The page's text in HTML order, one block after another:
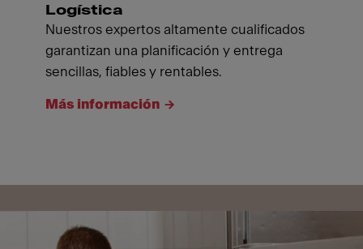
Logística
Nuestros expertos altamente cualificados
garantizan una planificación y entrega
sencillas, fiables y rentables.
Más información